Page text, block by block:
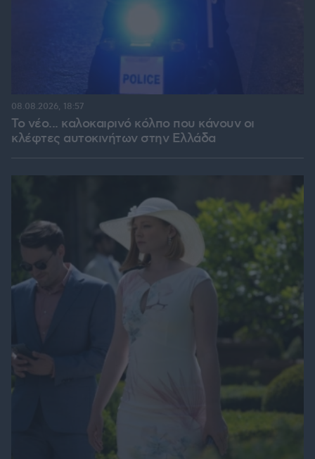
Το νέο... καλοκαιρινό κόλπο που κάνουν οι
κλέφτες αυτοκινήτων στην Ελλάδα
08.08.2026, 18:57